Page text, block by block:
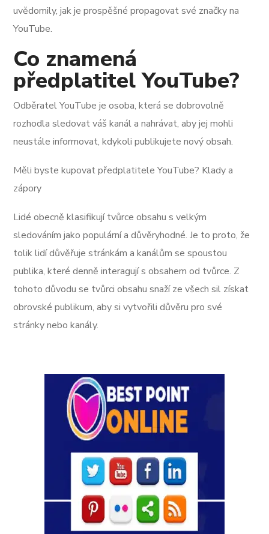
uvědomily, jak je prospěšné propagovat své značky na
YouTube.
Co znamená
předplatitel YouTube?
Odběratel YouTube je osoba, která se dobrovolně
rozhodla sledovat váš kanál a nahrávat, aby jej mohli
neustále informovat, kdykoli publikujete nový obsah.
Měli byste kupovat předplatitele YouTube? Klady a
zápory
Lidé obecně klasifikují tvůrce obsahu s velkým
sledováním jako populární a důvěryhodné. Je to proto, že
tolik lidí důvěřuje stránkám a kanálům se spoustou
publika, které denně interagují s obsahem od tvůrce. Z
tohoto důvodu se tvůrci obsahu snaží ze všech sil získat
obrovské publikum, aby si vytvořili důvěru pro své
stránky nebo kanály.